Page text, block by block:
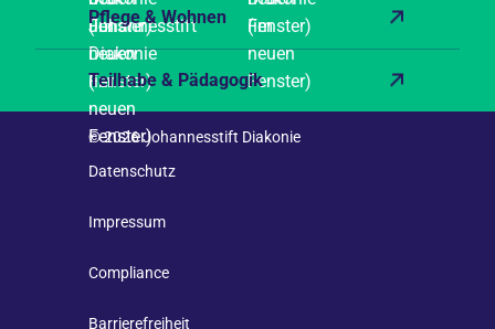
Pflege & Wohnen
Teilhabe & Pädagogik
© 2026 Johannesstift Diakonie
Datenschutz
Impressum
Compliance
Barrierefreiheit